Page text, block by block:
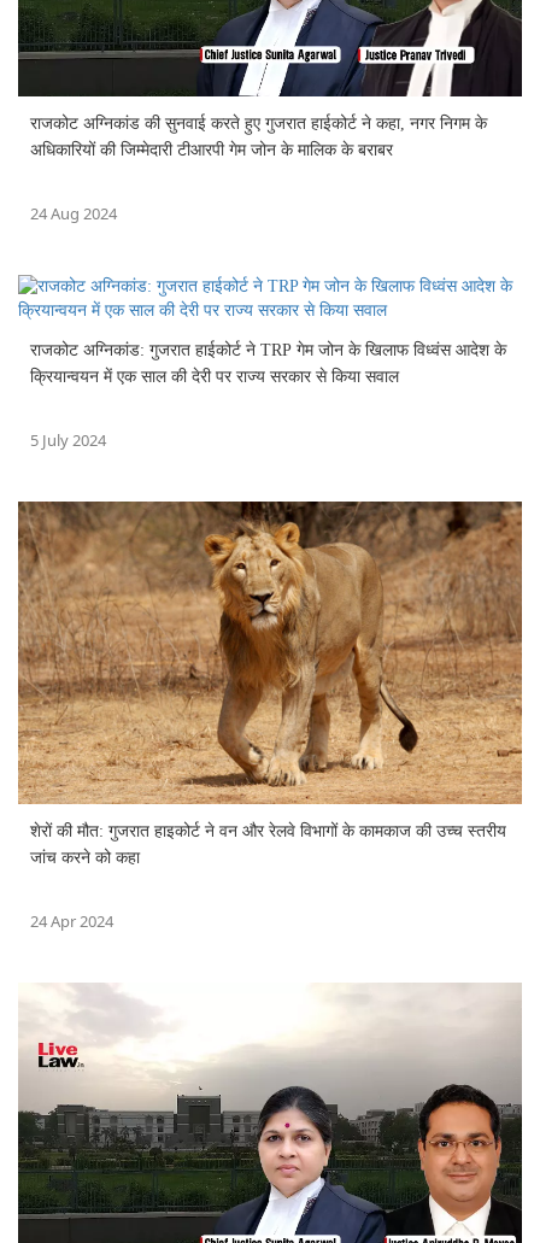
राजकोट अग्निकांड की सुनवाई करते हुए गुजरात हाईकोर्ट ने कहा, नगर निगम के
अधिकारियों की जिम्मेदारी टीआरपी गेम जोन के मालिक के बराबर
24 Aug 2024
राजकोट अग्निकांड: गुजरात हाईकोर्ट ने TRP गेम जोन के खिलाफ विध्वंस आदेश के
क्रियान्वयन में एक साल की देरी पर राज्य सरकार से किया सवाल
5 July 2024
शेरों की मौत: गुजरात हाइकोर्ट ने वन और रेलवे विभागों के कामकाज की उच्च स्तरीय
जांच करने को कहा
24 Apr 2024